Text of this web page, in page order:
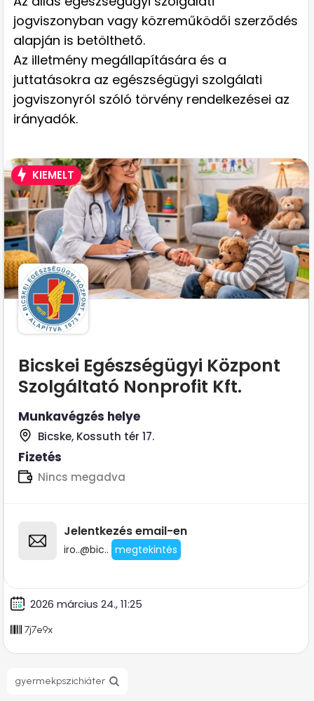
jogviszonyban vagy közreműködői szerződés
alapján is betölthető.
Az illetmény megállapítására és a
juttatásokra az egészségügyi szolgálati
jogviszonyról szóló törvény rendelkezései az
irányadók.
KIEMELT
Bicskei Egészségügyi Központ
Szolgáltató Nonprofit Kft.
Munkavégzés helye
Bicske, Kossuth tér 17.
Fizetés
Nincs megadva
Jelentkezés email-en
iro..@bic.. megtekintés
2026 március 24., 11:25
7j7e9x
gyermekpszichiáter